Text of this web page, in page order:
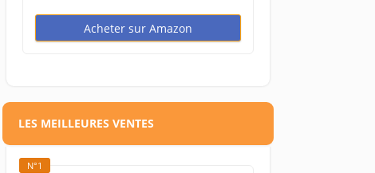
Acheter sur Amazon
LES MEILLEURES VENTES
N°1